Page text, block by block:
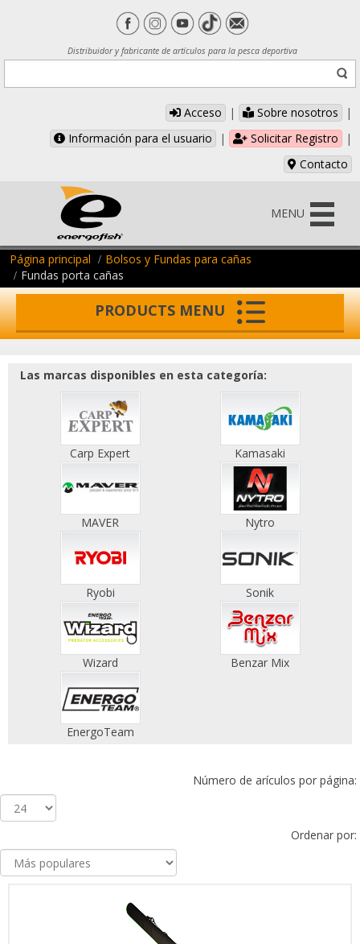
Distribuidor y fabricante de artículos para la pesca deportiva
Acceso | Sobre nosotros
|
Información para el usuario
| Solicitar Registro
|
Contacto
MENU
Página principal
Bolsos y Fundas para cañas
Fundas porta cañas
PRODUCTS MENU
Las marcas disponibles en esta categoría:
Carp Expert Kamasaki
MAVER Nytro
Ryobi Sonik
Wizard Benzar Mix
EnergoTeam
Número de arículos por página:
Ordenar por: